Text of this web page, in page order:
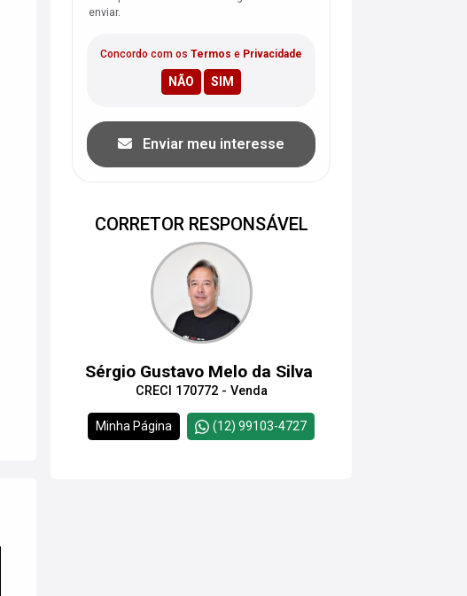
enviar.
Concordo com os Termos e Privacidade
Enviar meu interesse
CORRETOR RESPONSÁVEL
Sérgio Gustavo Melo da Silva
CRECI 170772 - Venda
Minha Página (12) 99103-4727